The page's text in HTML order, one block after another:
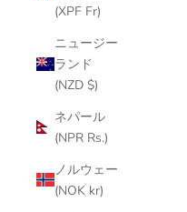
(XPF Fr)
ニュージー
ランド
(NZD $)
ネパール
(NPR Rs.)
ノルウェー
(NOK kr)